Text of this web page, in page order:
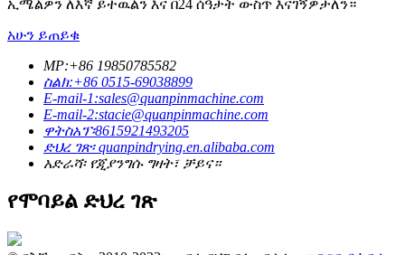
ኢሜልዎን ለእኛ ይተዉልን እና በ24 ሰዓታት ውስጥ እናገኝዎታለን።
አሁን ይጠይቁ
MP:+86 19850785582
ስልክ:+86 0515-69038899
E-mail-1:sales@quanpinmachine.com
E-mail-2:stacie@quanpinmachine.com
ዋትስአፕ፡8615921493205
ድህረ ገጽ፡ quanpindrying.en.alibaba.com
አድራሻ፡ የጂያንግሱ ግዛት፣ ቻይና።
የሞባይል ድህረ ገጽ